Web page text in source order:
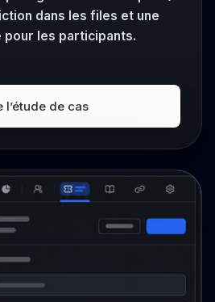
dans les files et une
les participants.
l’étude de cas